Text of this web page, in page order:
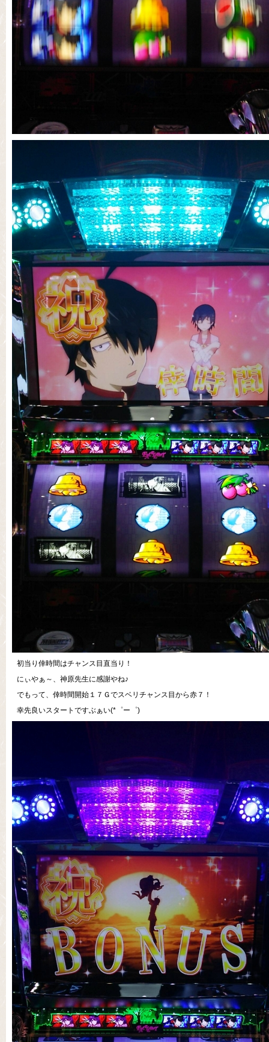
初当り倖時間はチャンス目直当り！
にぃやぁ～、神原先生に感謝やね♪
でもって、倖時間開始１７Ｇでスベリチャンス目から赤７！
幸先良いスタートですぶぁい(*゜ー゜)